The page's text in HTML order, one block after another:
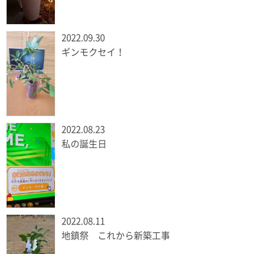
2022.09.30
ギンモクセイ！
2022.08.23
私の誕生日
2022.08.11
地鎮祭 これから新築工事